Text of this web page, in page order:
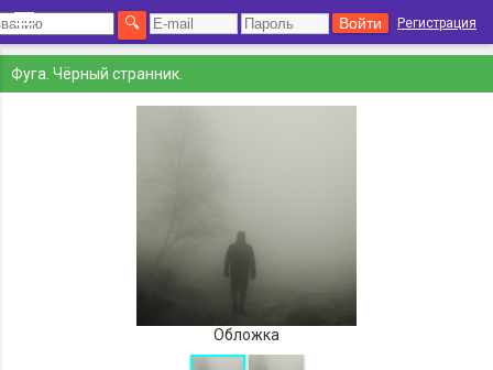
Регистрация
Фуга. Чёрный странник.
Обложка